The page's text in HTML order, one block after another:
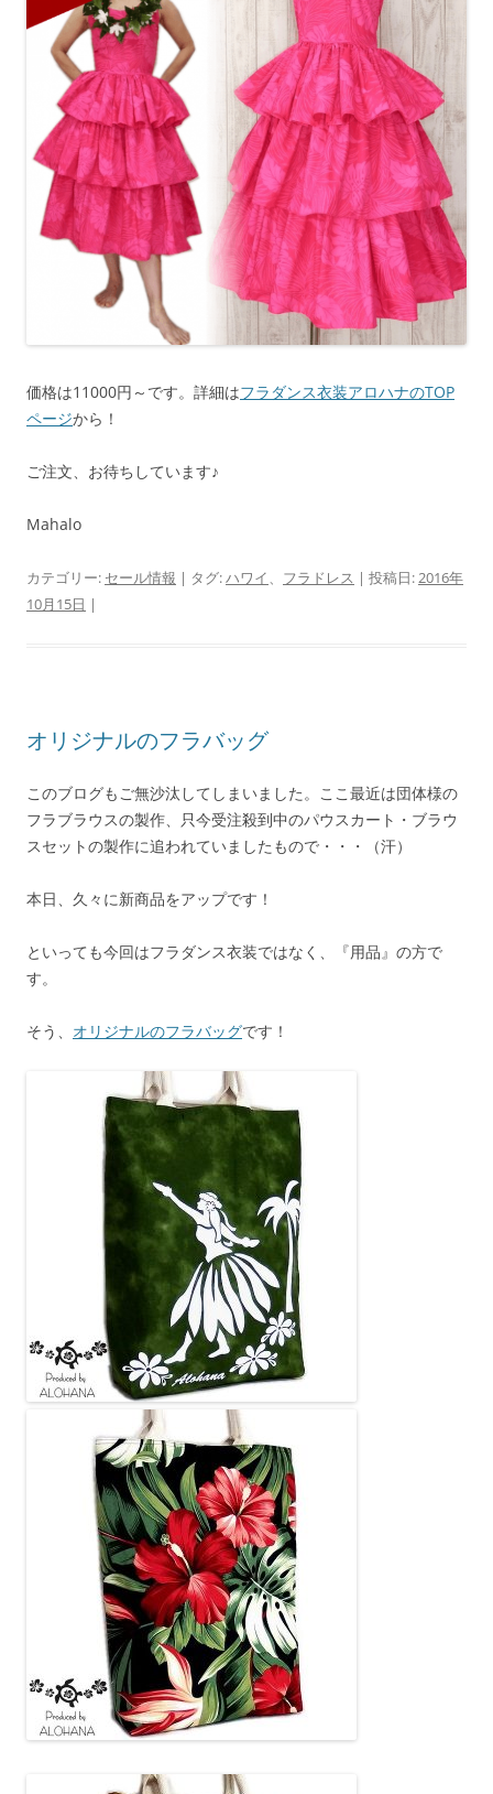
価格は11000円～です。詳細はフラダンス衣装アロハナのTOP
ページから！
ご注文、お待ちしています♪
Mahalo
カテゴリー: セール情報 | タグ:ハワイ、 フラドレス | 投稿日:2016年
10月15日 |
オリジナルのフラバッグ
このブログもご無沙汰してしまいました。ここ最近は団体様の
フラブラウスの製作、只今受注殺到中のパウスカート・ブラウ
スセットの製作に追われていましたもので・・・（汗）
本日、久々に新商品をアップです！
といっても今回はフラダンス衣装ではなく、『用品』の方で
す。
そう、 オリジナルのフラバッグです！